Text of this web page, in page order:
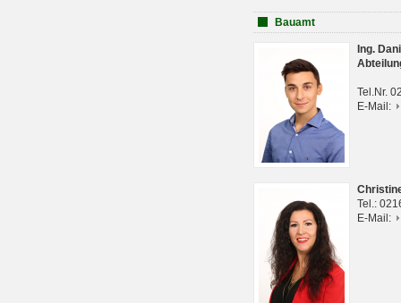
Bauamt
Ing.
Tel.Nr.
E-Mail:
Tel.:
E-Mail: